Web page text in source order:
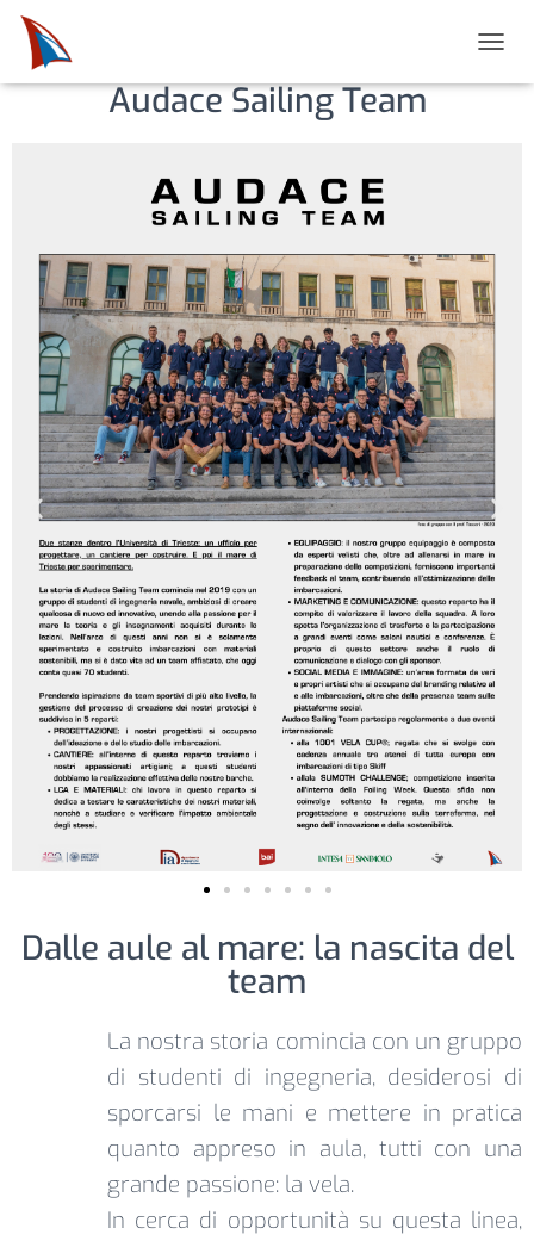
A
E
T
O
L
E
Audace Sailing Team
Dalle aule al mare: la nascita del
team
La nostra storia comincia con un gruppo
di studenti di ingegneria, desiderosi di
sporcarsi le mani e mettere in pratica
quanto appreso in aula, tutti con una
grande passione: la vela.
In cerca di opportunità su questa linea,